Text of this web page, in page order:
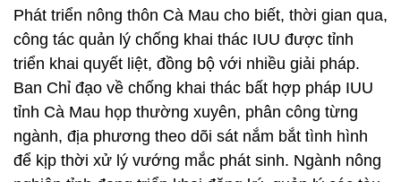
Phát triển nông thôn Cà Mau cho biết, thời gian qua,
công tác quản lý chống khai thác IUU được tỉnh
triển khai quyết liệt, đồng bộ với nhiều giải pháp.
Ban Chỉ đạo về chống khai thác bất hợp pháp IUU
tỉnh Cà Mau họp thường xuyên, phân công từng
ngành, địa phương theo dõi sát nắm bắt tình hình
để kịp thời xử lý vướng mắc phát sinh. Ngành nông